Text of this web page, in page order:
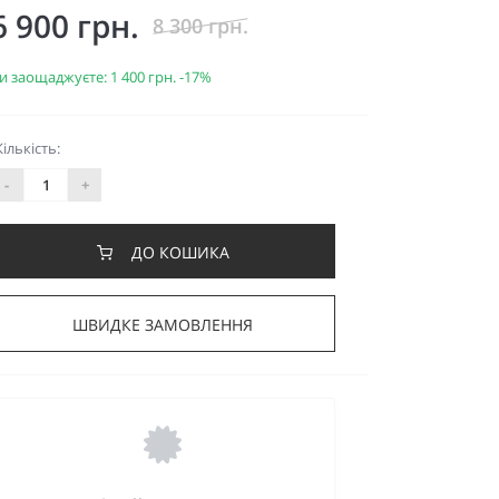
900 грн. 8 300 грн.
заощаджуєте: 1 400 грн.-17%
-
+
ДО КОШИКА
ШВИДКЕ ЗАМОВЛЕННЯ